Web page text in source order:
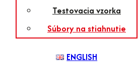
Testovacia vzorka
Súbory na stiahnutie
ENGLISH